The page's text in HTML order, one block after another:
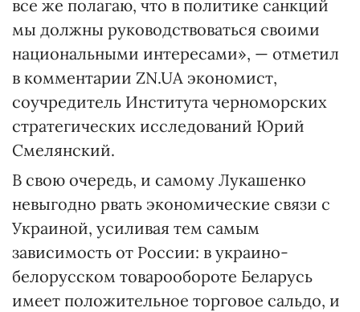
все же полагаю, что в политике санкций
мы должны руководствоваться своими
национальными интересами», — отметил
в комментарии ZN.UA экономист,
соучредитель Института черноморских
стратегических исследований Юрий
Смелянский.
В свою очередь, и самому Лукашенко
невыгодно рвать экономические связи с
Украиной, усиливая тем самым
зависимость от России: в украино-
белорусском товарообороте Беларусь
имеет положительное торговое сальдо, и